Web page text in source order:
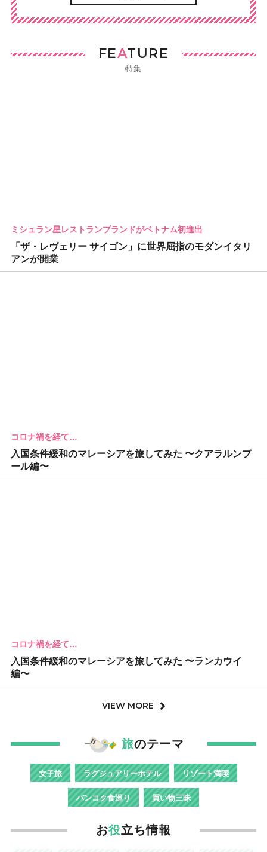
FEATURE
特集
ミシュラン星レストランブランドがベトナム初進出
「ザ・レヴェリー サイゴン」に世界屈指のモダンイタリ
アンが開業
コロナ禍を経て…
入国条件緩和のマレーシアを旅してみた 〜クアラルンプ
ール編〜
コロナ禍を経て…
入国条件緩和のマレーシアを旅してみた 〜ランカウイ
編〜
VIEW MORE
旅のテーマ
女子旅 ラグジュアリーホテル リゾート満喫
バンコク食巡り 買い物三昧
お役立ち情報